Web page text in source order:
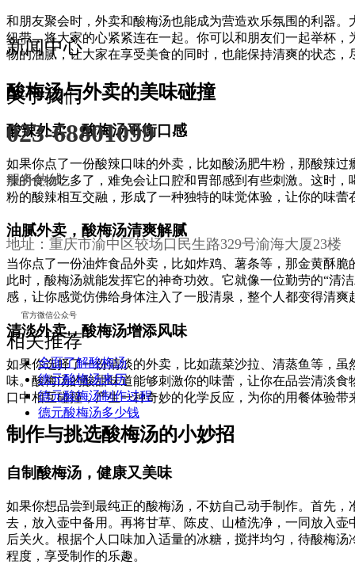
和朋友聚会时，外卖和酸梅汤也能成为营造欢乐氛围的利器
纽带，将大家的心紧紧连在一起。你可以和朋友们一起举杯
物的油腻，让大家在享受美食的同时，也能保持清爽的状态，
酸梅汤与外卖的美味碰撞
酸辣外卖，酸梅汤平衡口感
如果你点了一份酸辣口味的外卖，比如酸汤肥牛粉，那酸辣
辣的食物吃多了，难免会让口腔和胃部感到有些刺激。这时
粉的酸辣相互交融，形成了一种独特的味觉体验，让你的味
油腻外卖，酸梅汤清爽解腻
当你点了一份油炸食品外卖，比如炸鸡、薯条等，那金黄酥
此时，酸梅汤就能发挥它的神奇功效。它就像一位勤劳的“清
感，让你感觉仿佛给身体注入了一股清泉，整个人都变得清爽
清淡外卖，酸梅汤增添风味
如果你选择了一份清淡的外卖，比如蔬菜沙拉、清蒸鱼等，
味。酸梅汤的酸甜味道能够刺激你的味蕾，让你在品尝清淡
口中相互碰撞，产生一种奇妙的化学反应，为你的用餐体验带
制作与挑选酸梅汤的小妙招
自制酸梅汤，健康又美味
如果你想品尝到最纯正的酸梅汤，不妨自己动手制作。首先
去，放入壶中备用。再将甘草、陈皮、山楂洗净，一同放入
后关火。根据个人口味加入适量的冰糖，搅拌均匀，待酸梅
程度，享受制作的乐趣。
新闻中心
关于我们
023-68801099
服务热线
地址： 重庆市渝中区较场口民生路329号渝海大厦23楼
官方微信公众号
相关推荐
全面了解酸梅汤
德元酸梅汤来历
德元酸梅汤制作过程
德元酸梅汤多少钱